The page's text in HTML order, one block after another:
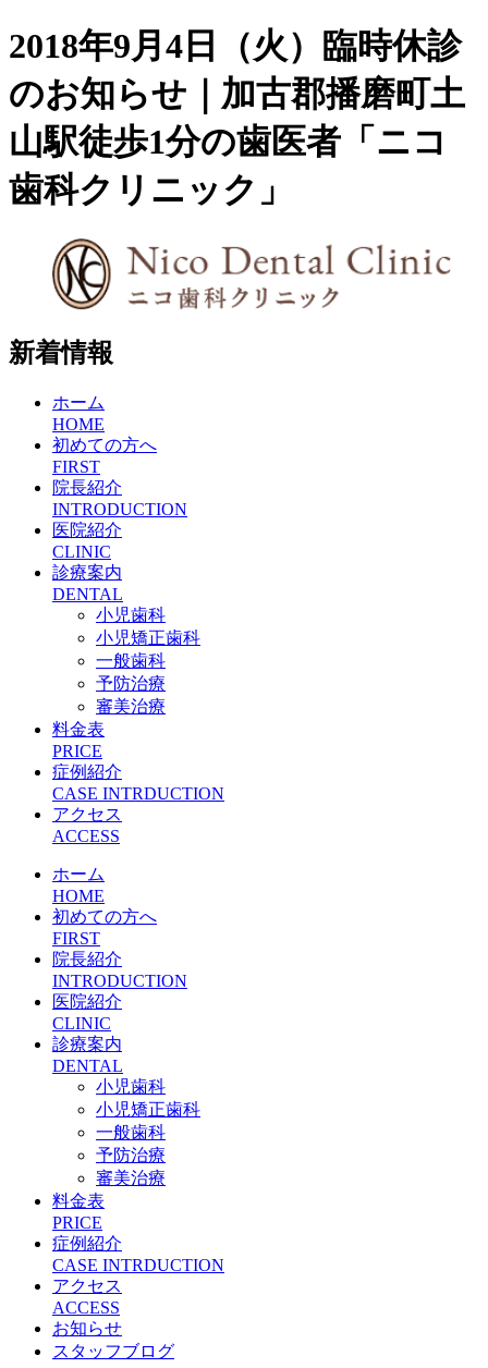
2018年9月4日（火）臨時休診
のお知らせ｜加古郡播磨町土
山駅徒歩1分の歯医者「ニコ
歯科クリニック」
新着情報
ホーム
HOME
初めての方へ
FIRST
院長紹介
INTRODUCTION
医院紹介
CLINIC
診療案内
DENTAL
小児歯科
小児矯正歯科
一般歯科
予防治療
審美治療
料金表
PRICE
症例紹介
CASE INTRDUCTION
アクセス
ACCESS
ホーム
HOME
初めての方へ
FIRST
院長紹介
INTRODUCTION
医院紹介
CLINIC
診療案内
DENTAL
小児歯科
小児矯正歯科
一般歯科
予防治療
審美治療
料金表
PRICE
症例紹介
CASE INTRDUCTION
アクセス
ACCESS
お知らせ
スタッフブログ